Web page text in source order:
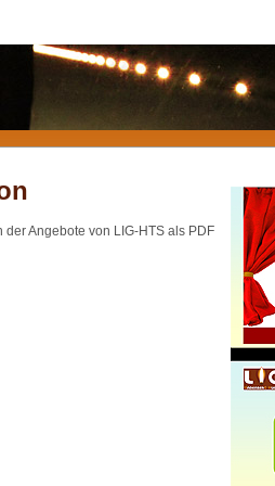
Angebote von LIG-HTS als PDF